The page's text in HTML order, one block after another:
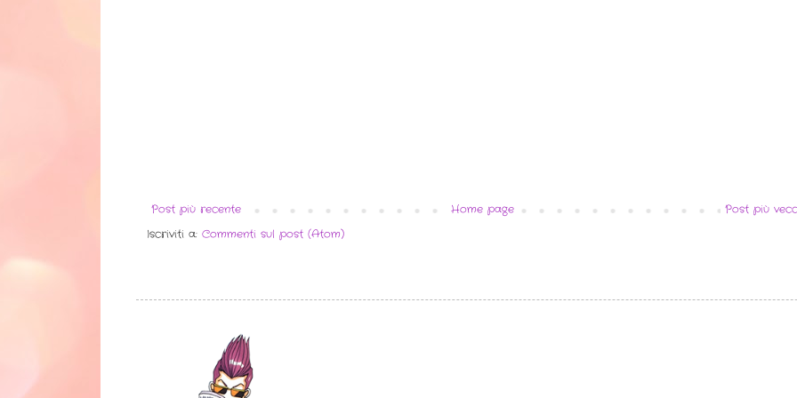
Post più recente Post più
Home page
Iscriviti a: Commenti sul post (Atom)